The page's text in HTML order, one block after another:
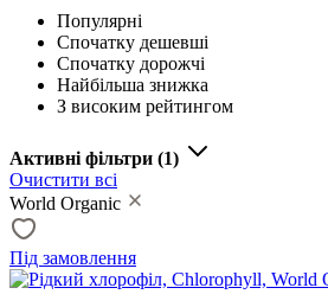
Популярні
Спочатку дешевші
Спочатку дорожчі
Найбільша знижка
З високим рейтингом
Активні фільтри (1)
Очистити всі
World Organic
Під замовлення